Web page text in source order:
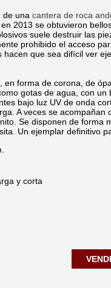
de una cantera de roca
2013 se obtuvieron
suele destruir las
prohibido el acceso
hacen que sea difícil ver
en forma de corona, de
gotas de agua, con un
bajo luz UV de onda
A veces se acompañan
Se disponen de forma
Un ejemplar definitivo
y corta